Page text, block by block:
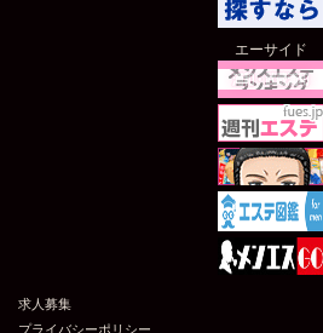
エーサイド
求人募集
プライバシーポリシー